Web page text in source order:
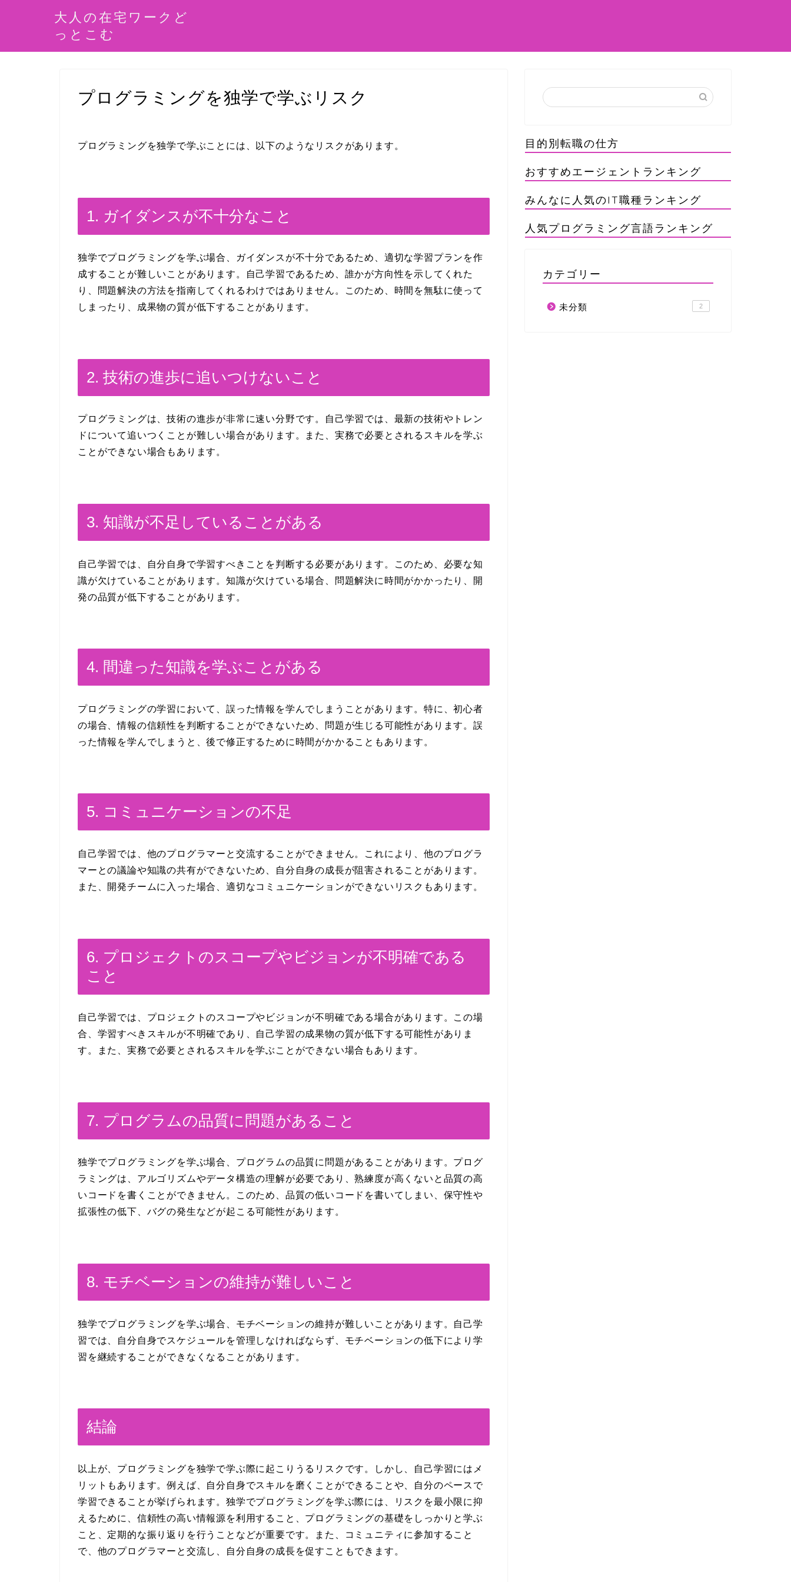
大人の在宅ワークど
っとこむ
プログラミングを独学で学ぶリスク
プログラミングを独学で学ぶことには、以下のようなリスクがあります。
1. ガイダンスが不十分なこと
独学でプログラミングを学ぶ場合、ガイダンスが不十分であるため、適切な学習プランを作
成することが難しいことがあります。自己学習であるため、誰かが方向性を示してくれた
り、問題解決の方法を指南してくれるわけではありません。このため、時間を無駄に使って
しまったり、成果物の質が低下することがあります。
2. 技術の進歩に追いつけないこと
プログラミングは、技術の進歩が非常に速い分野です。自己学習では、最新の技術やトレン
ドについて追いつくことが難しい場合があります。また、実務で必要とされるスキルを学ぶ
ことができない場合もあります。
3. 知識が不足していることがある
自己学習では、自分自身で学習すべきことを判断する必要があります。このため、必要な知
識が欠けていることがあります。知識が欠けている場合、問題解決に時間がかかったり、開
発の品質が低下することがあります。
4. 間違った知識を学ぶことがある
プログラミングの学習において、誤った情報を学んでしまうことがあります。特に、初心者
の場合、情報の信頼性を判断することができないため、問題が生じる可能性があります。誤
った情報を学んでしまうと、後で修正するために時間がかかることもあります。
5. コミュニケーションの不足
自己学習では、他のプログラマーと交流することができません。これにより、他のプログラ
マーとの議論や知識の共有ができないため、自分自身の成長が阻害されることがあります。
また、開発チームに入った場合、適切なコミュニケーションができないリスクもあります。
6. プロジェクトのスコープやビジョンが不明確である
こと
自己学習では、プロジェクトのスコープやビジョンが不明確である場合があります。この場
合、学習すべきスキルが不明確であり、自己学習の成果物の質が低下する可能性がありま
す。また、実務で必要とされるスキルを学ぶことができない場合もあります。
7. プログラムの品質に問題があること
独学でプログラミングを学ぶ場合、プログラムの品質に問題があることがあります。プログ
ラミングは、アルゴリズムやデータ構造の理解が必要であり、熟練度が高くないと品質の高
いコードを書くことができません。このため、品質の低いコードを書いてしまい、保守性や
拡張性の低下、バグの発生などが起こる可能性があります。
8. モチベーションの維持が難しいこと
独学でプログラミングを学ぶ場合、モチベーションの維持が難しいことがあります。自己学
習では、自分自身でスケジュールを管理しなければならず、モチベーションの低下により学
習を継続することができなくなることがあります。
結論
以上が、プログラミングを独学で学ぶ際に起こりうるリスクです。しかし、自己学習にはメ
リットもあります。例えば、自分自身でスキルを磨くことができることや、自分のペースで
学習できることが挙げられます。独学でプログラミングを学ぶ際には、リスクを最小限に抑
えるために、信頼性の高い情報源を利用すること、プログラミングの基礎をしっかりと学ぶ
こと、定期的な振り返りを行うことなどが重要です。また、コミュニティに参加すること
で、他のプログラマーと交流し、自分自身の成長を促すこともできます。
目的別転職の仕方
おすすめエージェントランキング
みんなに人気のIT職種ランキング
人気プログラミング言語ランキング
カテゴリー
未分類 2